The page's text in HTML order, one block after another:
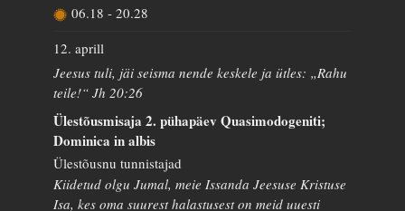
06.18 - 20.28
12. aprill
Jeesus tuli, jäi seisma nende keskele ja ütles: „Rahu
teile!“ Jh 20:26
Ülestõusmisaja 2. pühapäev Quasimodogeniti;
Dominica in albis
Ülestõusnu tunnistajad
Kiidetud olgu Jumal, meie Issanda Jeesuse Kristuse
Isa, kes oma suurest halastusest on meid uuesti